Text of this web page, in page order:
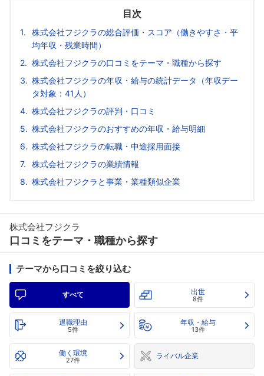
目次
株式会社フジクラの総合評価・スコア（働きやすさ・平
均年収・残業時間）
株式会社フジクラの口コミをテーマ・職種から探す
株式会社フジクラの年収・給与の統計データ（年収デー
タ対象：41人）
株式会社フジクラの評判・口コミ
株式会社フジクラのおすすめの年収・給与明細
株式会社フジクラの転職・中途採用面接
株式会社フジクラの業績情報
株式会社フジクラと事業・業種類似企業
株式会社フジクラ
口コミをテーマ・職種から探す
テーマから口コミを絞り込む
すべて 出世
8件
退職理由
5件
年収・給与
13件
働く環境
27件 ライバル企業